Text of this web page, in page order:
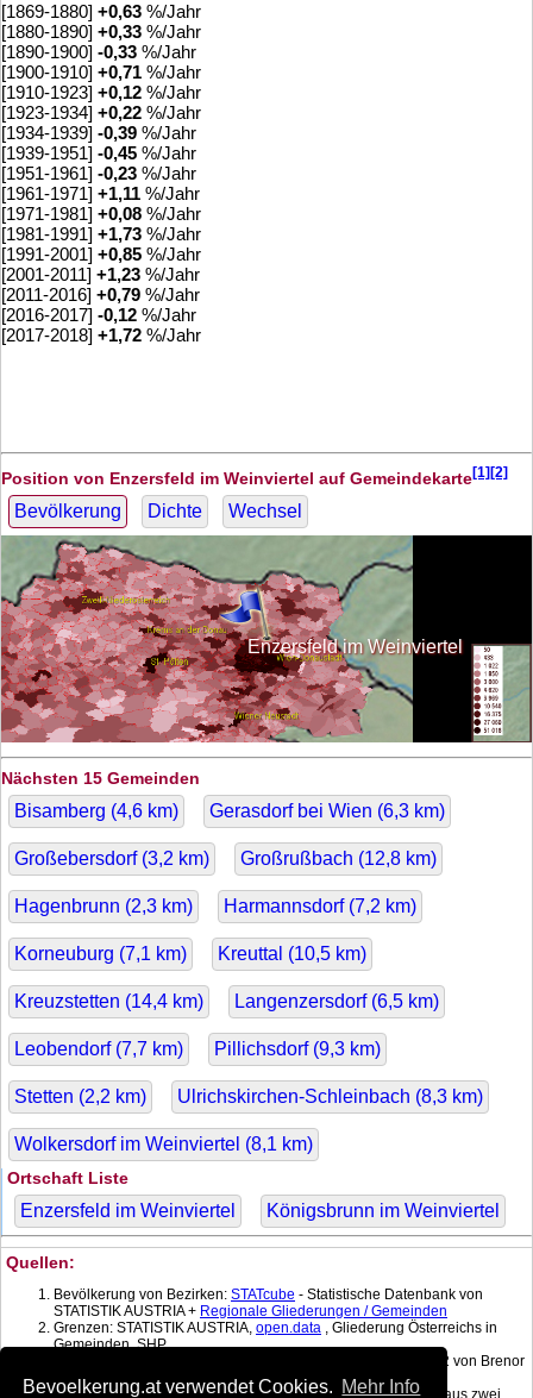
Bevoelkerung.at verwendet Cookies. Mehr Info
[1869-1880] +0,63 %/Jahr
[1880-1890] +0,33 %/Jahr
[1890-1900] -0,33 %/Jahr
[1900-1910] +0,71 %/Jahr
[1910-1923] +0,12 %/Jahr
[1923-1934] +0,22 %/Jahr
[1934-1939] -0,39 %/Jahr
[1939-1951] -0,45 %/Jahr
[1951-1961] -0,23 %/Jahr
[1961-1971] +1,11 %/Jahr
[1971-1981] +0,08 %/Jahr
[1981-1991] +1,73 %/Jahr
[1991-2001] +0,85 %/Jahr
[2001-2011] +1,23 %/Jahr
[2011-2016] +0,79 %/Jahr
[2016-2017] -0,12 %/Jahr
[2017-2018] +1,72 %/Jahr
Position von Enzersfeld im Weinviertel auf Gemeindekarte[1][2]
Bevölkerung Dichte Wechsel
Enzersfeld im Weinviertel
Nächsten 15 Gemeinden
Bisamberg (4,6 km) Gerasdorf bei Wien (6,3 km)
Großebersdorf (3,2 km) Großrußbach (12,8 km)
Hagenbrunn (2,3 km) Harmannsdorf (7,2 km)
Korneuburg (7,1 km) Kreuttal (10,5 km)
Kreuzstetten (14,4 km) Langenzersdorf (6,5 km)
Leobendorf (7,7 km) Pillichsdorf (9,3 km)
Stetten (2,2 km) Ulrichskirchen-Schleinbach (8,3 km)
Wolkersdorf im Weinviertel (8,1 km)
Ortschaft Liste
Enzersfeld im Weinviertel Königsbrunn im Weinviertel
Quellen:
Bevölkerung von Bezirken: STATcube - Statistische Datenbank von
STATISTIK AUSTRIA + Regionale Gliederungen / Gemeinden
Grenzen: STATISTIK AUSTRIA, open.data , Gliederung Österreichs in
Gemeinden, SHP
1.2 von Brenor
Brophy
Bevölkerung am Datum: Berechnet mit linearer Interpolation aus zwei